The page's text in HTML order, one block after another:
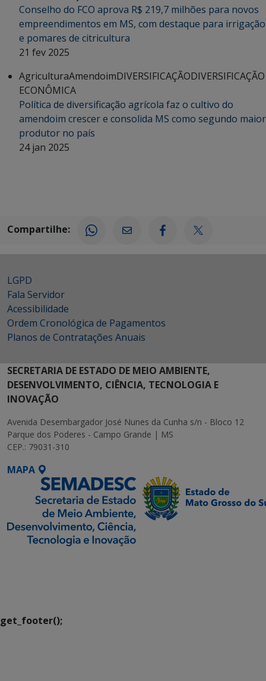
Conselho do FCO aprova R$ 219,7 milhões para novos
empreendimentos em MS, com destaque para irrigação
e pomares de citricultura
21 fev 2025
AgriculturaAmendoimDIVERSIFICAÇÃODIVERSIFICAÇÃO
ECONÔMICA
Política de diversificação agrícola faz o cultivo do
amendoim crescer e consolida MS como segundo maior
produtor no país
24 jan 2025
Compartilhe:
LGPD
Fala Servidor
Acessibilidade
Ordem Cronológica de Pagamentos
Planos de Contratações Anuais
SECRETARIA DE ESTADO DE MEIO AMBIENTE,
DESENVOLVIMENTO, CIÊNCIA, TECNOLOGIA E
INOVAÇÃO
Avenida Desembargador José Nunes da Cunha s/n - Bloco 12
Parque dos Poderes - Campo Grande | MS
CEP.: 79031-310
MAPA
get_footer();